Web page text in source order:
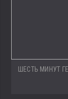
ШЕСТЬ МИНУТ